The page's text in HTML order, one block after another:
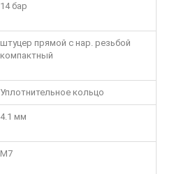
14 бар
штуцер прямой с нар. резьбой
компактный
Уплотнительное кольцо
4.1 мм
M7